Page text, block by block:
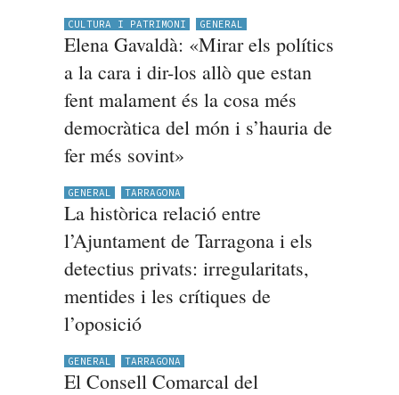
CULTURA I PATRIMONI GENERAL
Elena Gavaldà: «Mirar els polítics
a la cara i dir-los allò que estan
fent malament és la cosa més
democràtica del món i s’hauria de
fer més sovint»
GENERAL TARRAGONA
La històrica relació entre
l’Ajuntament de Tarragona i els
detectius privats: irregularitats,
mentides i les crítiques de
l’oposició
GENERAL TARRAGONA
El Consell Comarcal del